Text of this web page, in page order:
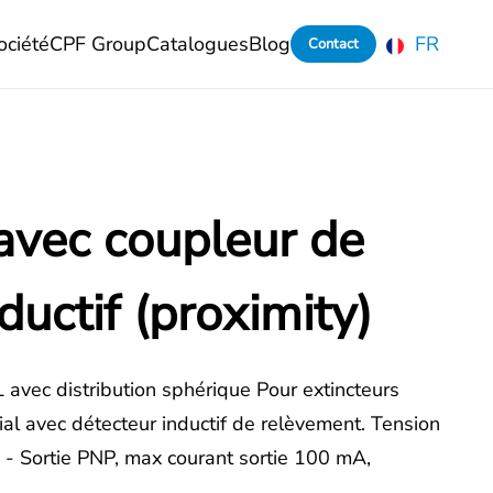
CPF GroupCataloguesBlog Contact FR
coupleur de
(proximity)
avec distribution sphérique Pour extincteurs
avec détecteur inductif de relèvement. Tension
Sortie PNP, max courant sortie 100 mA,